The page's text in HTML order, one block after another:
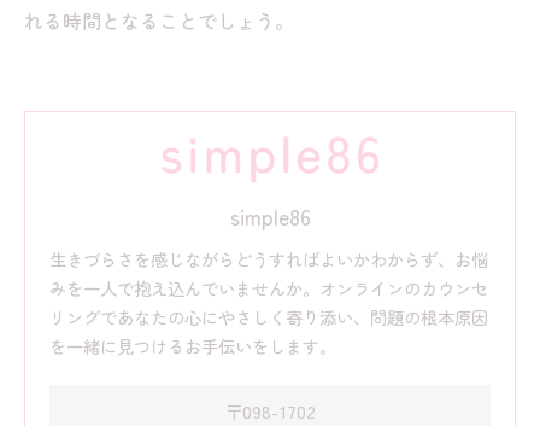
れる時間となることでしょう。
simple86
生きづらさを感じながらどうすればよいかわからず、お悩
みを一人で抱え込んでいませんか。オンラインのカウンセ
リングであなたの心にやさしく寄り添い、問題の根本原因
を一緒に見つけるお手伝いをします。
〒098-1702